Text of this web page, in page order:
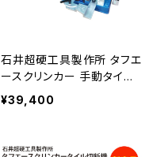
石井超硬工具製作所 タフエ
ースクリンカー 手動タイル
切断機 CWM-320TLB 切
巾320mm CW-320TLB後
¥39,400